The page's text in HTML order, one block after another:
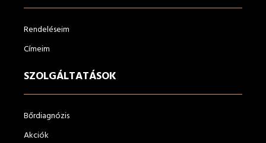
Rendeléseim
Címeim
SZOLGÁLTATÁSOK
Bőrdiagnózis
Akciók